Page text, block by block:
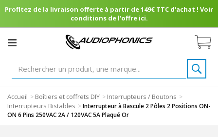
Profitez de la livraison offerte à partir de 149€ TTC d'achat ! Voir
conditions de l'offre ici.
Accueil > Boîtiers et coffrets DIY > Interrupteurs / Boutons >
Interrupteurs Bistables >Interrupteur à Bascule 2 Pôles 2 Positions ON-
ON 6 Pins 250VAC 2A / 120VAC 5A Plaqué Or